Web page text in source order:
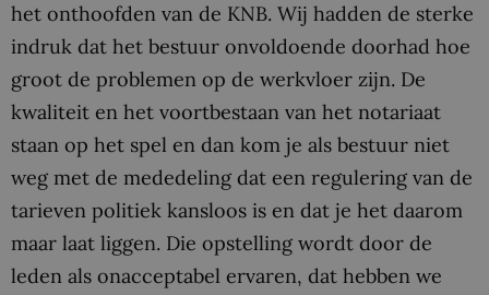
het onthoofden van de KNB. Wij hadden de sterke
indruk dat het bestuur onvoldoende doorhad hoe
groot de problemen op de werkvloer zijn. De
kwaliteit en het voortbestaan van het notariaat
staan op het spel en dan kom je als bestuur niet
weg met de mededeling dat een regulering van de
tarieven politiek kansloos is en dat je het daarom
maar laat liggen. Die opstelling wordt door de
leden als onacceptabel ervaren, dat hebben we